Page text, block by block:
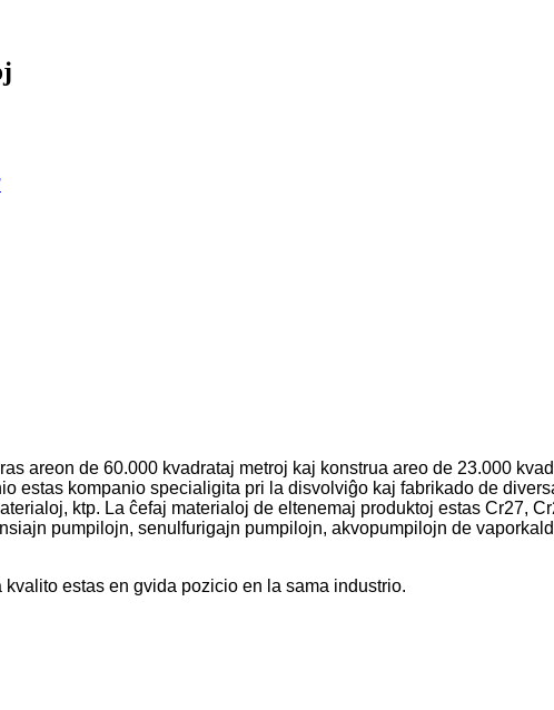
areon de 60.000 kvadrataj metroj kaj konstrua areo de 23.000
estas kompanio specialigita pri la disvolviĝo kaj fabrikado de
ktp. La ĉefaj materialoj de eltenemaj produktoj estas Cr27,
pumpilojn, senulfurigajn pumpilojn, akvopumpilojn de
estas en gvida pozicio en la sama industrio.